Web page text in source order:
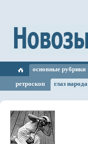
основные рубрики
ретроскоп
глаз народа